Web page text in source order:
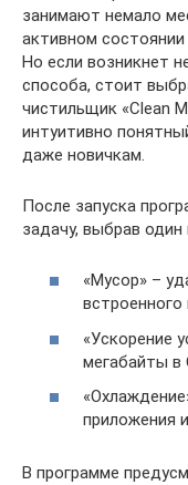
занимают немало
активном
Но если возникнет
способа, стоит
чистильщик «Clean
интуитивно
даже новичкам.
После запуска
задачу, выбрав один
«Мусор» –
встроенного
«Ускорение
мегабайты в
приложения
В программе